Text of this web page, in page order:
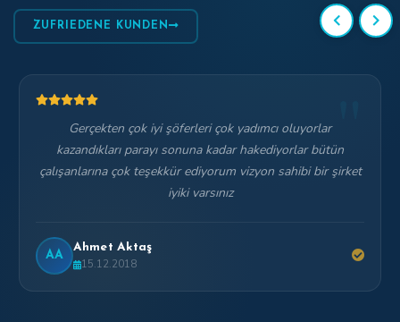
ZUFRIEDENE KUNDEN
"
Gerçekten çok iyi şöferleri çok yadımcı oluyorlar
kazandıkları parayı sonuna kadar hakediyorlar bütün
çalışanlarına çok teşekkür ediyorum vizyon sahibi bir şirket
iyiki varsınız
AA
Ahmet Aktaş
15.12.2018